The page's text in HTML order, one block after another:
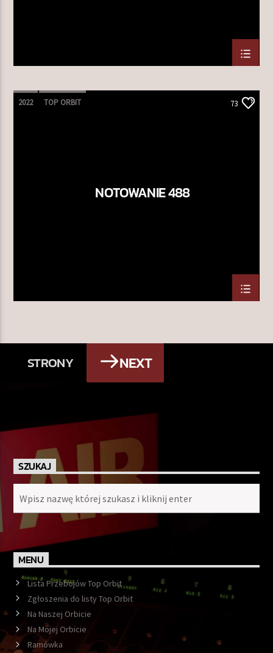
2022 TOP ORBIT 73
NOTOWANIE 488
STRONY NEXT
SZUKAJ
MENU
Lista Przebojów Top Orbit
Zgłoszenia do listy Top Orbit
Na Naszej Orbicie
Na Mojej Orbicie
Ramówka